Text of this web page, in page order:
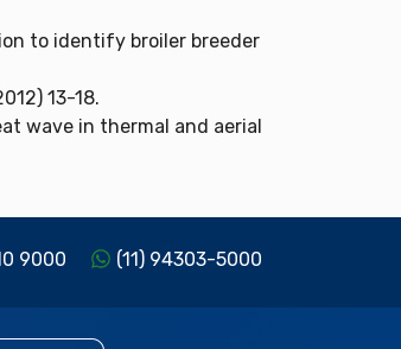
to identify broiler breeder
13-18.
wave in thermal and aerial
9000 (11) 94303-5000